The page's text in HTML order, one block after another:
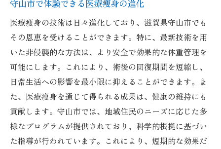
守山市で体験できる医療痩身の進化
医療痩身の技術は日々進化しており、滋賀県守山市でも
その恩恵を受けることができます。特に、最新技術を用
いた非侵襲的な方法は、より安全で効果的な体重管理を
可能にします。これにより、術後の回復期間を短縮し、
日常生活への影響を最小限に抑えることができます。ま
た、医療痩身を通じて得られる成果は、健康の維持にも
貢献します。守山市では、地域住民のニーズに応じた多
様なプログラムが提供されており、科学的根拠に基づい
た指導が行われています。これにより、短期的な効果だ